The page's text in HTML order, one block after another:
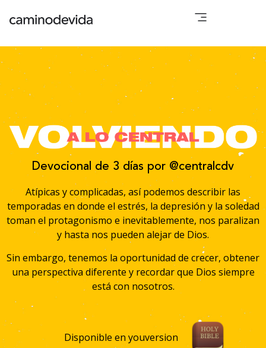
Devocional de 3 días por @centralcdv
Atípicas y complicadas, así podemos describir las
temporadas en donde el estrés, la depresión y la soledad
toman el protagonismo e inevitablemente, nos paralizan
y hasta nos pueden alejar de Dios.
Sin embargo, tenemos la oportunidad de crecer, obtener
una perspectiva diferente y recordar que Dios siempre
está con nosotros.
Disponible en youversion